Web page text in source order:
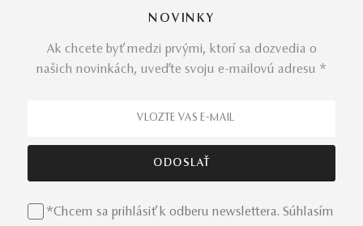
NOVINKY
Ak chcete byť medzi prvými, ktorí sa dozvedia o
našich novinkách, uveďte svoju e-mailovú adresu *
*Chcem sa prihlásiť k odberu newslettera. Súhlasím